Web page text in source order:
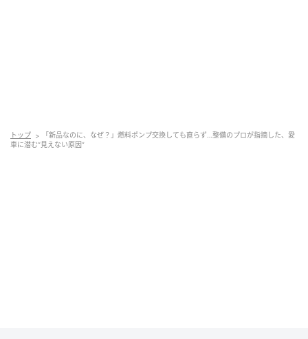
新品へ交換。通常であれば、これで燃料供給は安定
し、エンジンは本来の力を取り戻すはずです。しか
トップ
「新品なのに、なぜ？」燃料ポンプ交換しても直らず…整備のプロが指摘した、愛
車に潜む“見えない原因”